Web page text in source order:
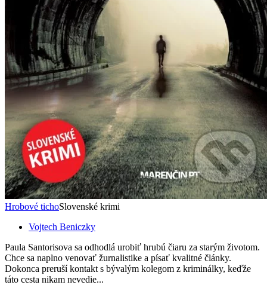
Hrobové tichoSlovenské krimi
Vojtech Beniczky
Paula Santorisova sa odhodlá urobiť hrubú čiaru za starým životom.
Chce sa naplno venovať žurnalistike a písať kvalitné články.
Dokonca preruší kontakt s bývalým kolegom z kriminálky, keďže
táto cesta nikam nevedie...